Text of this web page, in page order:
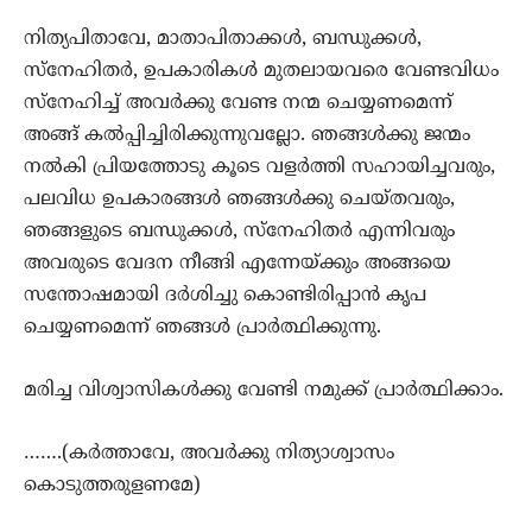
നിത്യപിതാവേ, മാതാപിതാക്കള്‍, ബന്ധുക്കള്‍,
സ്നേഹിതര്‍, ഉപകാരികള്‍ മുതലായവരെ വേണ്ടവിധം
സ്നേഹിച്ച് അവര്‍ക്കു വേണ്ട നന്മ ചെയ്യണമെന്ന്
അങ്ങ് കല്‍പ്പിച്ചിരിക്കുന്നുവല്ലോ. ഞങ്ങള്‍ക്കു ജന്മം
നല്‍കി പ്രിയത്തോടു കൂടെ വളര്‍ത്തി സഹായിച്ചവരും,
പലവിധ ഉപകാരങ്ങള്‍ ഞങ്ങള്‍ക്കു ചെയ്തവരും,
ഞങ്ങളുടെ ബന്ധുക്കള്‍, സ്നേഹിതര്‍ എന്നിവരും
അവരുടെ വേദന നീങ്ങി എന്നേയ്ക്കും അങ്ങയെ
സന്തോഷമായി ദര്‍ശിച്ചു കൊണ്ടിരിപ്പാന്‍ കൃപ
ചെയ്യണമെന്ന് ഞങ്ങള്‍ പ്രാര്‍ത്ഥിക്കുന്നു.
മരിച്ച വിശ്വാസികള്‍ക്കു വേണ്ടി നമുക്ക് പ്രാര്‍ത്ഥിക്കാം.
…….(കര്‍ത്താവേ, അവര്‍ക്കു നിത്യാശ്വാസം
കൊടുത്തരുളണമേ)